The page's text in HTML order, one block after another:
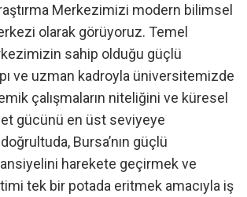
Merkezimizi modern bilimsel
olarak görüyoruz. Temel
sahip olduğu güçlü
ve uzman kadroyla üniversitemizde
çalışmaların niteliğini ve küresel
gücünü en üst seviyeye
Bursa’nın güçlü
harekete geçirmek ve
tek bir potada eritmek amacıyla iş